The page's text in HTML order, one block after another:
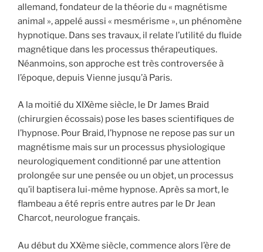
allemand, fondateur de la théorie du « magnétisme
animal », appelé aussi « mesmérisme », un phénomène
hypnotique. Dans ses travaux, il relate l’utilité du fluide
magnétique dans les processus thérapeutiques.
Néanmoins, son approche est très controversée à
l’époque, depuis Vienne jusqu’à Paris.
A la moitié du XIXème siècle, le Dr James Braid
(chirurgien écossais) pose les bases scientifiques de
l’hypnose. Pour Braid, l’hypnose ne repose pas sur un
magnétisme mais sur un processus physiologique
neurologiquement conditionné par une attention
prolongée sur une pensée ou un objet, un processus
qu’il baptisera lui-même hypnose. Après sa mort, le
flambeau a été repris entre autres par le Dr Jean
Charcot, neurologue français.
Au début du XXème siècle, commence alors l’ère de